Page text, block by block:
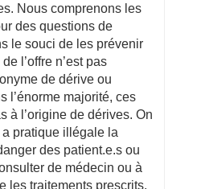
Nous comprenons les
des questions de
le souci de les prévenir
l’offre n’est pas
de dérive ou
l’énorme majorité, ces
à l’origine de dérives. On
a pratique illégale la
des patient.e.s ou
de médecin ou à
les traitements prescrits.